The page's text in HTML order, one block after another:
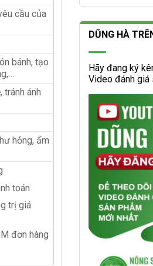
cầu của
bánh, tạo
tránh ánh
hỏng, ẩm
toán
trị giá
đơn hàng
DŨNG HÀ
Hãy đang ký
Video đánh giá